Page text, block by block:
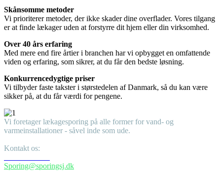
Skånsomme metoder
Vi prioriterer metoder, der ikke skader dine overflader. Vores tilgang
er at finde lækager uden at forstyrre dit hjem eller din virksomhed.
Over 40 års erfaring
Med mere end fire årtier i branchen har vi opbygget en omfattende
viden og erfaring, som sikrer, at du får den bedste løsning.
Konkurrencedygtige priser
Vi tilbyder faste takster i størstedelen af Danmark, så du kan være
sikker på, at du får værdi for pengene.
Vi foretager lækagesporing på alle former for vand- og
varmeinstallationer - såvel inde som ude.
Kontakt os:
Sporing@sporingsj.dk